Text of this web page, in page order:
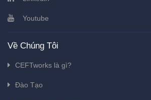
Youtube
Về Chúng Tôi
CEFTworks là gì?
Đào Tạo